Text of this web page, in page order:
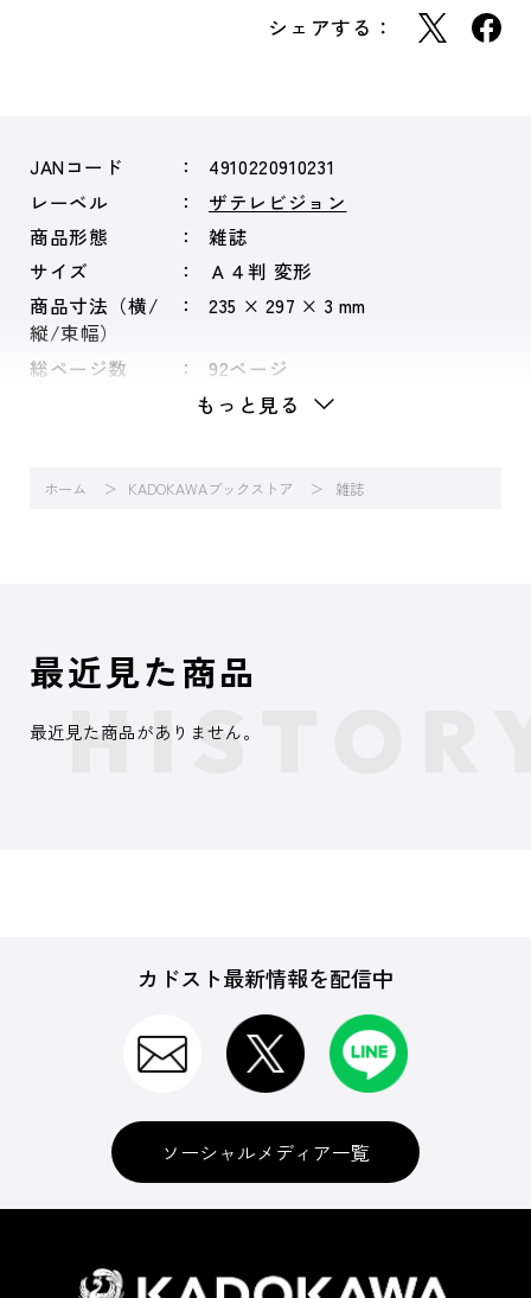
シェアする：
JANコード
4910220910231
レーベル
ザテレビジョン
商品形態
雑誌
サイズ
Ａ４判 変形
商品寸法（横/
縦/束幅）
235 × 297 × 3 mm
総ページ数 92ページ
もっと見る
ホーム KADOKAWAブックストア 雑誌
最近見た商品
最近見た商品がありません。
カドスト最新情報を配信中
ソーシャルメディア一覧